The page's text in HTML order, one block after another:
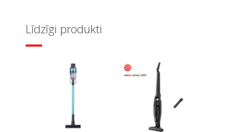
Līdzīgi produkti